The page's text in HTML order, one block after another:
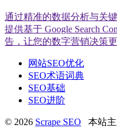
通过精准的数据分析与关
提供基于 Google Search
告，让您的数字营销决策更
网站SEO优化
SEO术语词典
SEO基础
SEO进阶
© 2026 Scrape SEO 本站